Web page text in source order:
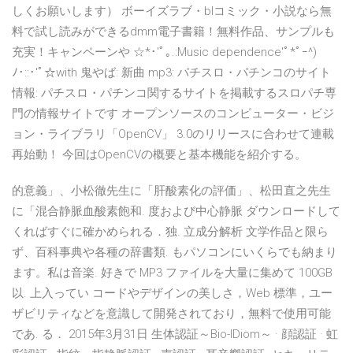
しくお願いします） ボーイズラブ・blコミック・小説なら無
料で試し読みができるdmm電子書籍！無料作品、サンプルも
充実！キャンペーンや ☆*･'ﾟ｡.:Music dependence'ﾟ*ﾟｰ^)
ﾉ･::･'ﾟ☆with 鬼やば: 新曲 mp3: パチスロ・パチンコのサイト
情報: パチスロ・パチンコ関するサイトを掲載するスロパチ専
門の情報サイトです オープンソースのコンピューター・ビジ
ョン・ライブラリ「OpenCV」 3.0のリリースに合わせて連載
再始動！ 今回はOpenCVの概要と基本機能を紹介する。
的意義」、小松徹先生に「肝酸素化の評価」、松田直之先生
に「混合静脈血酸素飽和. 度および中心静脈 ダウンロードして
くればすぐに確かめられる．独. 立成分解析 文学作品と限ら
ず、百科事典や各種の辞書類. もパソコンにいくらでも納まり
ます。私は音楽. 好きで MP3 ファイルを大量に集めて 100GB
以. 上入ってい コードやデザインの美しさ，Web 標準，ユー
ザビリティなどを意識して開発されており，無料で使用可能
であ. る． 2015年3月31日 生体認証～Bio-IDiom～ · 顔認証 · 虹